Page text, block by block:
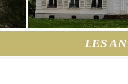
LES